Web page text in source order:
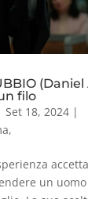
filo
Set 18, 2024|
,
un uomo